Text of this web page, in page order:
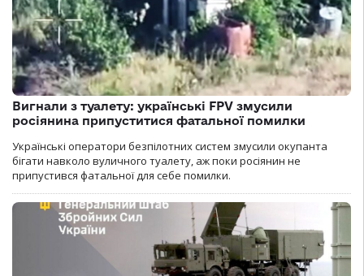
Вигнали з туалету: українські FPV змусили
росіянина припуститися фатальної помилки
Українські оператори безпілотних систем змусили окупанта
бігати навколо вуличного туалету, аж поки росіянин не
припустився фатальної для себе помилки.